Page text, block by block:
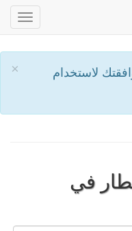
×
لاستخدام
في